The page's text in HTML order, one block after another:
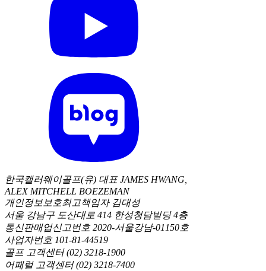
한국캘러웨이골프(유) 대표 JAMES HWANG,
ALEX MITCHELL BOEZEMAN
개인정보보호최고책임자 김대성
서울 강남구 도산대로 414 한성청담빌딩 4층
통신판매업신고번호 2020-서울강남-01150호
사업자번호 101-81-44519
골프 고객센터 (02) 3218-1900
어패럴 고객센터 (02) 3218-7400